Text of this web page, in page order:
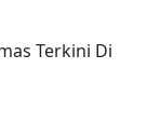
Terkini Di